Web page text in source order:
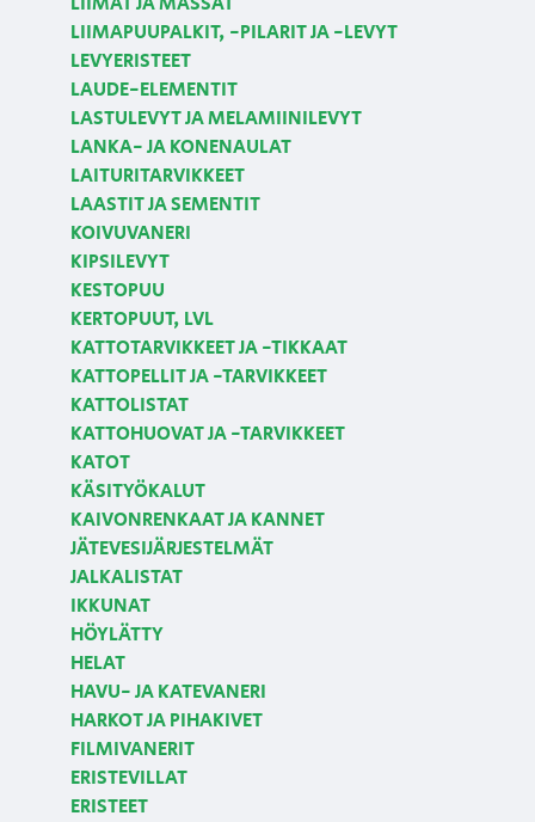
LIIMAPUUPALKIT, -PILARIT JA -LEVYT
LEVYERISTEET
LAUDE-ELEMENTIT
LASTULEVYT JA MELAMIINILEVYT
LANKA- JA KONENAULAT
LAITURITARVIKKEET
LAASTIT JA SEMENTIT
KOIVUVANERI
KIPSILEVYT
KESTOPUU
KERTOPUUT, LVL
KATTOTARVIKKEET JA -TIKKAAT
KATTOPELLIT JA -TARVIKKEET
KATTOLISTAT
KATTOHUOVAT JA -TARVIKKEET
KATOT
KÄSITYÖKALUT
KAIVONRENKAAT JA KANNET
JÄTEVESIJÄRJESTELMÄT
JALKALISTAT
IKKUNAT
HÖYLÄTTY
HELAT
HAVU- JA KATEVANERI
HARKOT JA PIHAKIVET
FILMIVANERIT
ERISTEVILLAT
ERISTEET